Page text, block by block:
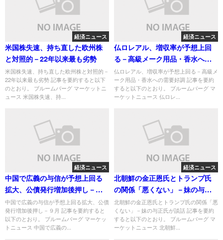
経済ニュース
米国株失速、持ち直した欧州株
と対照的－22年以来最も劣勢
米国株失速、持ち直した欧州株と対照的－
22年以来最も劣勢 記事を要約すると以下
のとおり。 ブルームバーグ マーケットニ
ュース 米国株失速、持...
経済ニュース
仏ロレアル、増収率が予想上回
る－高級メーク用品・香水への
需要好調
仏ロレアル、増収率が予想上回る－高級メ
ーク用品・香水への需要好調 記事を要約
すると以下のとおり。 ブルームバーグ マ
ーケットニュース 仏ロレ...
経済ニュース
中国で広義の与信が予想上回る
拡大、公債発行増加後押し－９
月
中国で広義の与信が予想上回る拡大、公債
発行増加後押し－９月 記事を要約すると
以下のとおり。 ブルームバーグ マーケッ
トニュース 中国で広義の...
経済ニュース
北朝鮮の金正恩氏とトランプ氏
の関係「悪くない」－妹の与正
氏が談話
北朝鮮の金正恩氏とトランプ氏の関係「悪
くない」－妹の与正氏が談話 記事を要約
すると以下のとおり。 ブルームバーグ マ
ーケットニュース 北朝鮮...